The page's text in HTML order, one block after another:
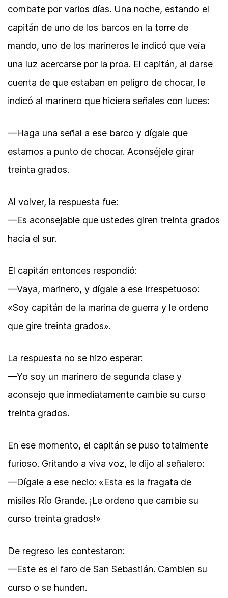
combate por varios días. Una noche, estando el
capitán de uno de los barcos en la torre de
mando, uno de los marineros le indicó que veía
una luz acercarse por la proa. El capitán, al darse
cuenta de que estaban en peligro de chocar, le
indicó al marinero que hiciera señales con luces:
—Haga una señal a ese barco y dígale que
estamos a punto de chocar. Aconséjele girar
treinta grados.
Al volver, la respuesta fue:
—Es aconsejable que ustedes giren treinta grados
hacia el sur.
El capitán entonces respondió:
—Vaya, marinero, y dígale a ese irrespetuoso:
«Soy capitán de la marina de guerra y le ordeno
que gire treinta grados».
La respuesta no se hizo esperar:
—Yo soy un marinero de segunda clase y
aconsejo que inmediatamente cambie su curso
treinta grados.
En ese momento, el capitán se puso totalmente
furioso. Gritando a viva voz, le dijo al señalero:
—Dígale a ese necio: «Esta es la fragata de
misiles Río Grande. ¡Le ordeno que cambie su
curso treinta grados!»
De regreso les contestaron:
—Este es el faro de San Sebastián. Cambien su
curso o se hunden.